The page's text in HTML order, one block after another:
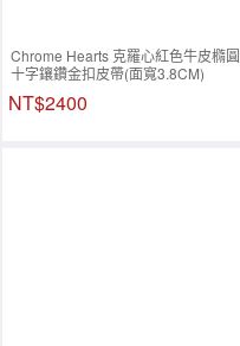
Chrome Hearts 克羅心紅色牛皮橢圓
十字鑲鑽金扣皮帶(面寬3.8CM)
NT$2400